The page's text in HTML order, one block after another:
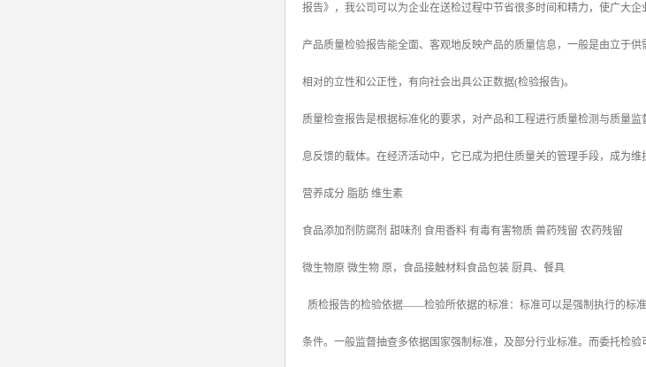
报告》，我公司可以为企业在送检过程中节省很多时间和精力，使广大企
产品质量检验报告能全面、客观地反映产品的质量信息，一般是由立于
相对的立性和公正性，有向社会出具公正数据(检验报告)。
质量检查报告是根据标准化的要求，对产品和工程进行质量检测与质量
息反馈的载体。在经济活动中，它已成为把住质量关的管理手段，成为
营养成分 脂肪 维生素
食品添加剂防腐剂 甜味剂 食用香料 有毒有害物质 兽药残留 农药残留
微生物原 微生物 原，食品接触材料食品包装 厨具、餐具
质检报告的检验依据——检验所依据的标准：标准可以是强制执行的标
条件。一般监督抽查多依据国家强制标准，及部分行业标准。而委托检